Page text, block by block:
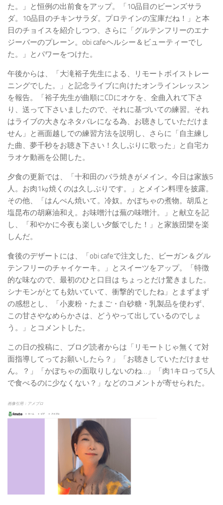
た。」と恒例の出前食をアップ。「10品目のビーンズサラ
ダ。10品目のチキンサラダ。プロテインの宝庫だね！」と本
日のチョイスを紹介しつつ、さらに「グルテンフリーのエナ
ジーバーのプレーン。obi cafeヘルシー＆ビューティーでし
た。」とパワーをつけた。
午後からは、「大滝裕子先生による、リモートボイストレー
ニングでした。」と記念ライブに向けたオンラインレッスン
を報告。「裕子先生が曲順にCDにオケを、全曲入れて下さ
り、送って下さいましたので、それに基づいての練習。それ
はライブの大きなネタバレになる為、お聴きしていただけま
せん」と画面越しでの練習方法を説明し、さらに「自主練し
た曲、夢千秒をお聴き下さい！久しぶりに歌った」と自宅カ
ラオケ動画を公開した。
夕食の更新では、「十和田のバラ焼きがメイン。今日は家族5
人。お肉1㎏焼くのは久しぶりです。」とメイン料理を披露。
その他、「はんぺん焼いて。冷奴。かぼちゃの煮物。胡瓜と
塩昆布の胡麻油和え。お味噌汁は蕪の味噌汁。」と献立を記
し、「和やかに今夜も楽しい夕飯でした！」と家族団欒を楽
しんだ。
食後のデザートには、「obi cafeで注文した、ビーガン＆グル
テンフリーのチャイケーキ。」とスイーツをアップ。「特徴
的な味なので、最初のひと口目は ちょっとだけ驚きました。
シナモンがとても効いていて、衝撃的でしたね」とまずまず
の感想とし、「小麦粉・たまご・白砂糖・乳製品を使わず、
この甘さやなめらかさは、どうやって出しているのでしょ
う。」とコメントした。
この日の投稿に、ブログ読者からは「リモートじゃ無くて対
面指導してってお願いしたら？」「お聴きしていただけませ
ん。？」「かぼちゃの面取りしないのね…」「肉1キロって5人
で食べるのに少なくない？」などのコメントが寄せられた。
画像引用：アメブロ